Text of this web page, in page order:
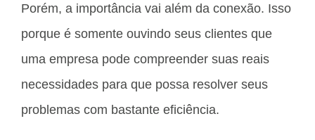
Porém, a importância vai além da conexão. Isso
porque é somente ouvindo seus clientes que
uma empresa pode compreender suas reais
necessidades para que possa resolver seus
problemas com bastante eficiência.